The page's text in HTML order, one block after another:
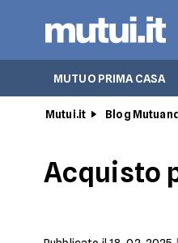
MUTUO PRIMA CASA
Mutui.it Blog
Acquisto